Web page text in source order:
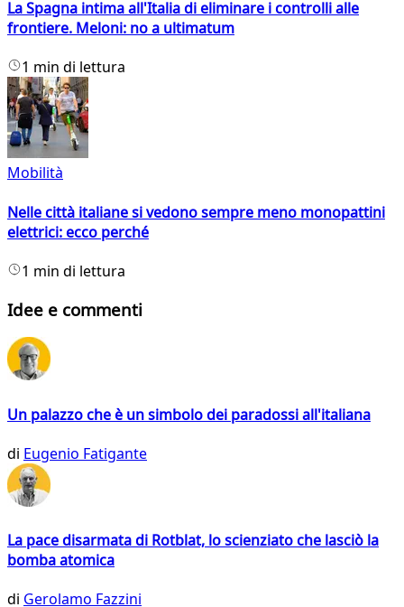
La Spagna intima all'Italia di eliminare i controlli alle
frontiere. Meloni: no a ultimatum
1 min di lettura
Mobilità
Nelle città italiane si vedono sempre meno monopattini
elettrici: ecco perché
1 min di lettura
Idee e commenti
Un palazzo che è un simbolo dei paradossi all'italiana
di Eugenio Fatigante
La pace disarmata di Rotblat, lo scienziato che lasciò la
bomba atomica
di Gerolamo Fazzini